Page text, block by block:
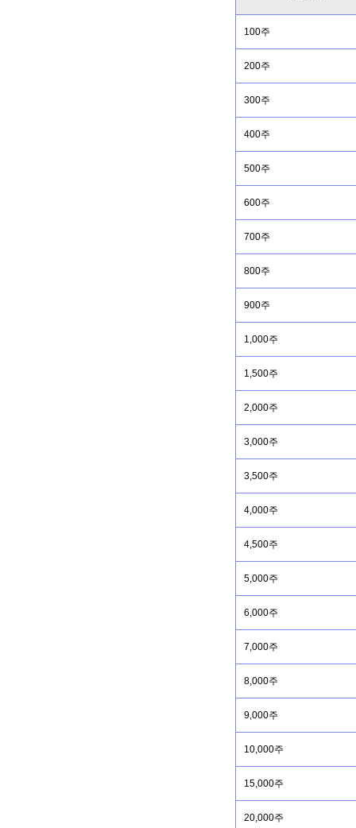
100주
200주
300주
400주
500주
600주
700주
800주
900주
1,000주
1,500주
2,000주
3,000주
3,500주
4,000주
4,500주
5,000주
6,000주
7,000주
8,000주
9,000주
10,000주
15,000주
20,000주